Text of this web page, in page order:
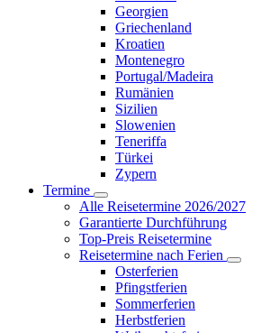
Georgien
Griechenland
Kroatien
Montenegro
Portugal/Madeira
Rumänien
Sizilien
Slowenien
Teneriffa
Türkei
Zypern
Termine
Alle Reisetermine 2026/2027
Garantierte Durchführung
Top-Preis Reisetermine
Reisetermine nach Ferien
Osterferien
Pfingstferien
Sommerferien
Herbstferien